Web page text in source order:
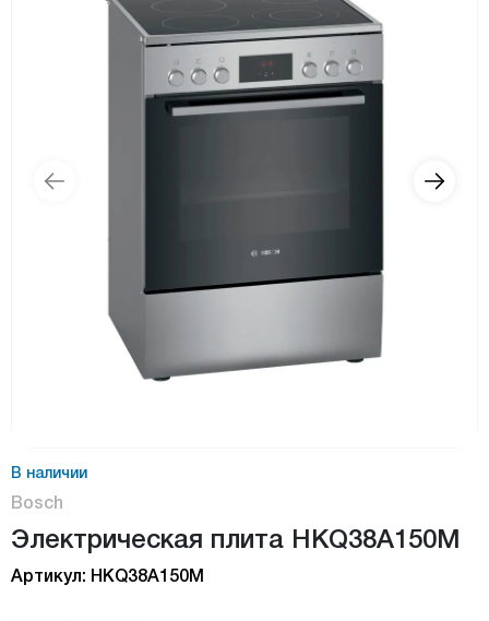
В наличии
Bosch
Электрическая плита HKQ38A150M
Артикул: HKQ38A150M